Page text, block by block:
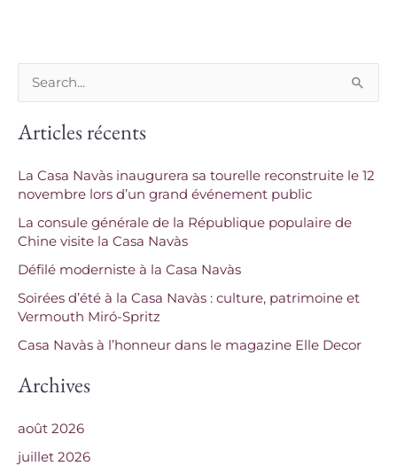
c
e
r
c
h
e
r
Articles récents
La Casa Navàs inaugurera sa tourelle reconstruite le 12
novembre lors d’un grand événement public
La consule générale de la République populaire de
Chine visite la Casa Navàs
Défilé moderniste à la Casa Navàs
Soirées d’été à la Casa Navàs : culture, patrimoine et
Vermouth Miró-Spritz
Casa Navàs à l’honneur dans le magazine Elle Decor
Archives
août 2026
juillet 2026